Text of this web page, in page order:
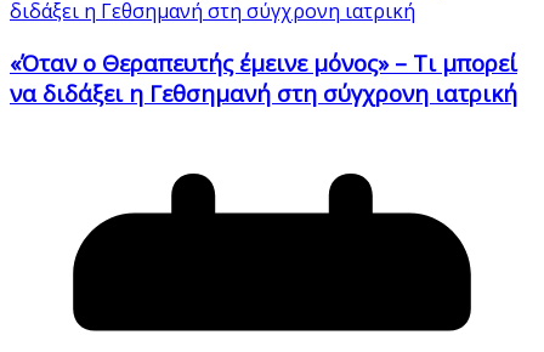
«Όταν ο Θεραπευτής έμεινε μόνος» – Τι μπορεί
να διδάξει η Γεθσημανή στη σύγχρονη ιατρική